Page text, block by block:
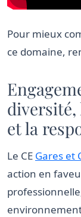
Pour mieux
ce domaine,
diversité,
et la
Le CE Gares et
action en